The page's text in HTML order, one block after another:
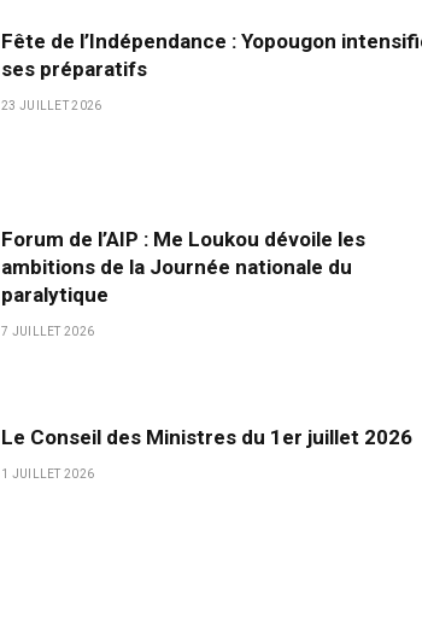
Fête de l’Indépendance : Yopougon
ses préparatifs
23 JUILLET 2026
Forum de l’AIP : Me Loukou dévoile les
ambitions de la Journée nationale du
paralytique
7 JUILLET 2026
Le Conseil des Ministres du 1er juillet 2026
1 JUILLET 2026